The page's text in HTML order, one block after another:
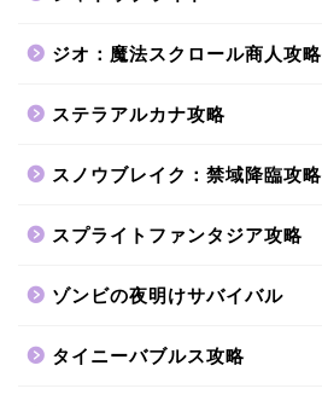
ジオ：魔法スクロール商人攻略
ステラアルカナ攻略
スノウブレイク：禁域降臨攻略
スプライトファンタジア攻略
ゾンビの夜明けサバイバル
タイニーバブルス攻略